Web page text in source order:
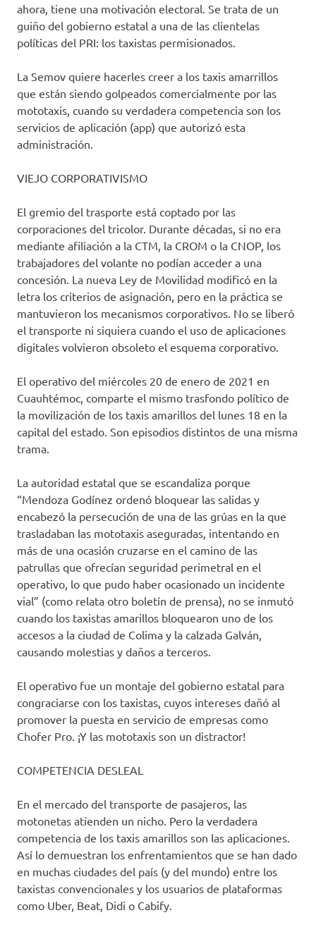
ahora, tiene una motivación electoral. Se trata de un
guiño del gobierno estatal a una de las clientelas
políticas del PRI: los taxistas permisionados.
La Semov quiere hacerles creer a los taxis amarrillos
que están siendo golpeados comercialmente por las
mototaxis, cuando su verdadera competencia son los
servicios de aplicación (app) que autorizó esta
administración.
VIEJO CORPORATIVISMO
El gremio del trasporte está coptado por las
corporaciones del tricolor. Durante décadas, si no era
mediante afiliación a la CTM, la CROM o la CNOP, los
trabajadores del volante no podían acceder a una
concesión. La nueva Ley de Movilidad modificó en la
letra los criterios de asignación, pero en la práctica se
mantuvieron los mecanismos corporativos. No se liberó
el transporte ni siquiera cuando el uso de aplicaciones
digitales volvieron obsoleto el esquema corporativo.
El operativo del miércoles 20 de enero de 2021 en
Cuauhtémoc, comparte el mismo trasfondo político de
la movilización de los taxis amarillos del lunes 18 en la
capital del estado. Son episodios distintos de una misma
trama.
La autoridad estatal que se escandaliza porque
“Mendoza Godínez ordenó bloquear las salidas y
encabezó la persecución de una de las grúas en la que
trasladaban las mototaxis aseguradas, intentando en
más de una ocasión cruzarse en el camino de las
patrullas que ofrecían seguridad perimetral en el
operativo, lo que pudo haber ocasionado un incidente
vial” (como relata otro boletín de prensa), no se inmutó
cuando los taxistas amarillos bloquearon uno de los
accesos a la ciudad de Colima y la calzada Galván,
causando molestias y daños a terceros.
El operativo fue un montaje del gobierno estatal para
congraciarse con los taxistas, cuyos intereses dañó al
promover la puesta en servicio de empresas como
Chofer Pro. ¡Y las mototaxis son un distractor!
COMPETENCIA DESLEAL
En el mercado del transporte de pasajeros, las
motonetas atienden un nicho. Pero la verdadera
competencia de los taxis amarillos son las aplicaciones.
Así lo demuestran los enfrentamientos que se han dado
en muchas ciudades del país (y del mundo) entre los
taxistas convencionales y los usuarios de plataformas
como Uber, Beat, Didi o Cabify.